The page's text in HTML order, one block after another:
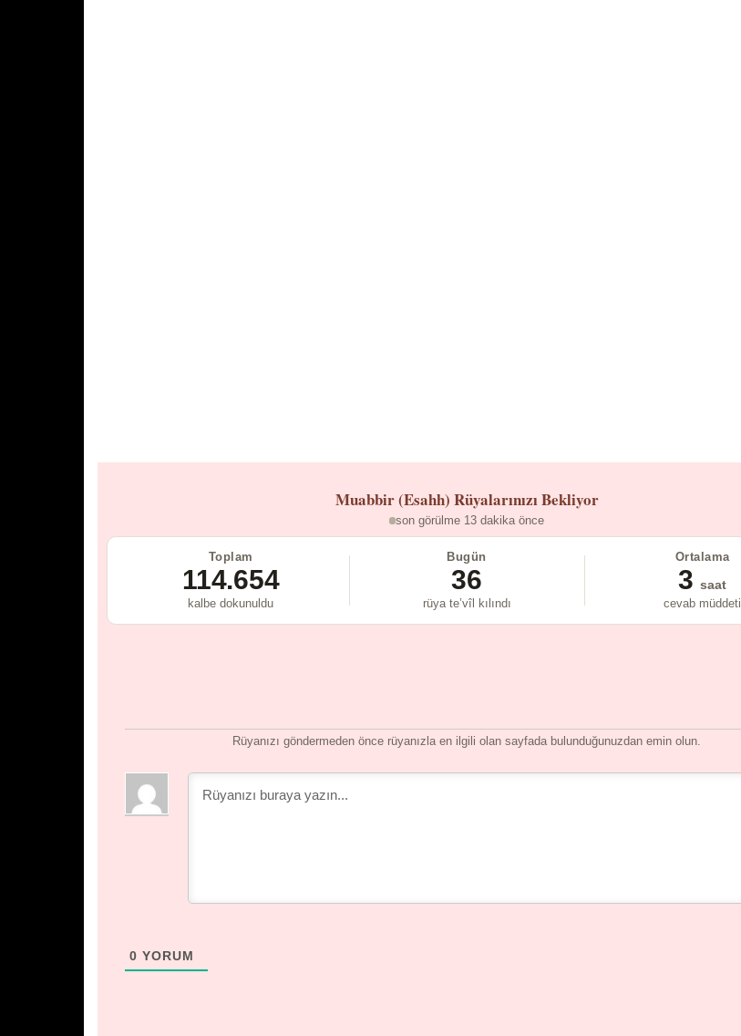
Muabbir (Esahh) Rüyalarınızı Bekliyor
son görülme 13 dakika önce
Toplam
114.654
kalbe dokunuldu
Bugün
36
rüya te’vîl kılındı
Ortalama
3 saat
cevab müddeti
Rüyanızı göndermeden önce rüyanızla en ilgili olan sayfada bulunduğunuzdan emin olun.
0 YORUM